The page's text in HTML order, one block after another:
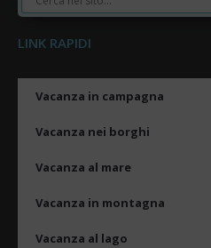
LINK RAPIDI
Vacanza in campagna
Vacanza nei borghi
Vacanza al mare
Vacanza in montagna
Vacanza al lago